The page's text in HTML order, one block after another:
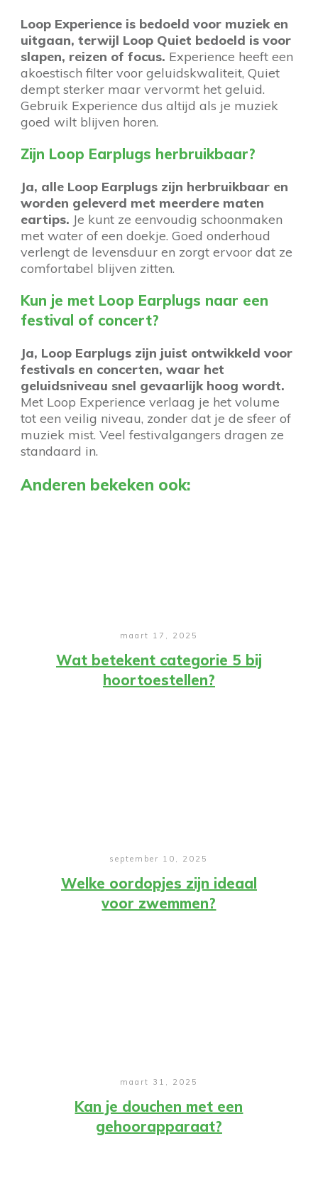
Loop Experience is bedoeld voor muziek en
uitgaan, terwijl Loop Quiet bedoeld is voor
slapen, reizen of focus. Experience heeft een
akoestisch filter voor geluidskwaliteit, Quiet
dempt sterker maar vervormt het geluid.
Gebruik Experience dus altijd als je muziek
goed wilt blijven horen.
Zijn Loop Earplugs herbruikbaar?
Ja, alle Loop Earplugs zijn herbruikbaar en
worden geleverd met meerdere maten
eartips. Je kunt ze eenvoudig schoonmaken
met water of een doekje. Goed onderhoud
verlengt de levensduur en zorgt ervoor dat ze
comfortabel blijven zitten.
Kun je met Loop Earplugs naar een
festival of concert?
Ja, Loop Earplugs zijn juist ontwikkeld voor
festivals en concerten, waar het
geluidsniveau snel gevaarlijk hoog wordt.
Met Loop Experience verlaag je het volume
tot een veilig niveau, zonder dat je de sfeer of
muziek mist. Veel festivalgangers dragen ze
standaard in.
Anderen bekeken ook:
maart 17, 2025
Wat betekent categorie 5 bij
hoortoestellen?
september 10, 2025
Welke oordopjes zijn ideaal
voor zwemmen?
maart 31, 2025
Kan je douchen met een
gehoorapparaat?